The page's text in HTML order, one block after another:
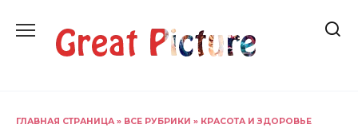
содержанию
ГЛАВНАЯ СТРАНИЦА » ВСЕ РУБРИКИ » КРАСОТА И ЗДОРОВЬЕ